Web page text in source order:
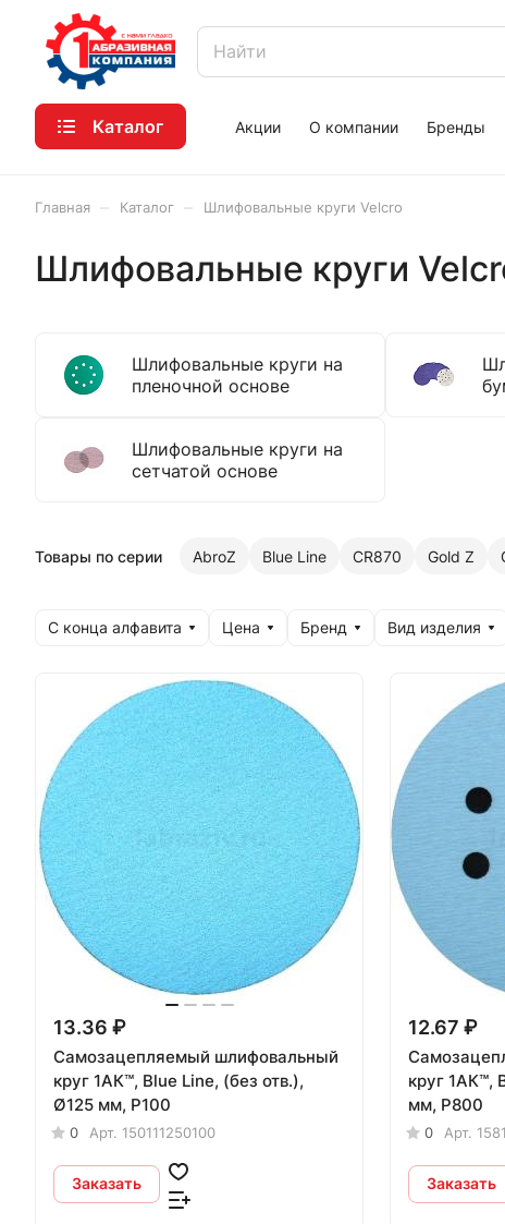
Каталог Акции О компании Бренды
Главная Каталог Шлифовальные круги Velcro
Шлифовальные круги
Шлифовальные круги на
пленочной основе
Шлифовальные круги на
сетчатой основе
Товары по серии AbroZ Blue Line CR870 Gold Z
С конца алфавита Цена Бренд Вид изделия
13.36 ₽
Самозацепляемый шлифовальный
круг 1АК™, Blue Line, (без отв.),
Ø125 мм, Р100
0 Арт. 150111250100
Заказать
12.67 ₽
круг 1АК™, Blue Line, (8 отв.), Ø125
мм, Р800
0 Арт.
Заказать